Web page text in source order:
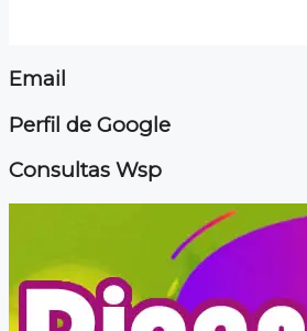
Email
Perfil de Google
Consultas Wsp